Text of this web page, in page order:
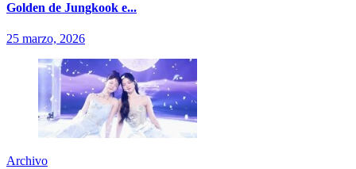
Golden de Jungkook e...
25 marzo, 2026
Archivo